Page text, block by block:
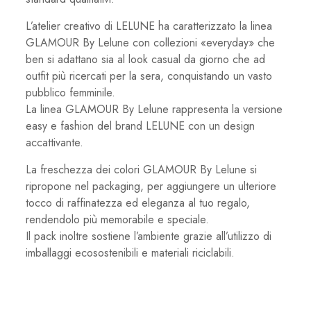
L’atelier creativo di LELUNE ha caratterizzato la linea
GLAMOUR By Lelune con collezioni «everyday» che
ben si adattano sia al look casual da giorno che ad
outfit più ricercati per la sera, conquistando un vasto
pubblico femminile.
La linea GLAMOUR By Lelune rappresenta la versione
easy e fashion del brand LELUNE con un design
accattivante.
La freschezza dei colori GLAMOUR By Lelune si
ripropone nel packaging, per aggiungere un ulteriore
tocco di raffinatezza ed eleganza al tuo regalo,
rendendolo più memorabile e speciale.
Il pack inoltre sostiene l’ambiente grazie all’utilizzo di
imballaggi ecosostenibili e materiali riciclabili.